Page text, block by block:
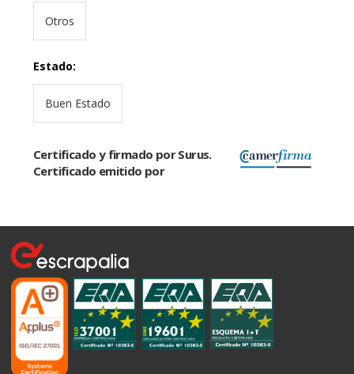
Otros
Estado:
Buen Estado
Certificado y firmado por Surus.
Certificado emitido por